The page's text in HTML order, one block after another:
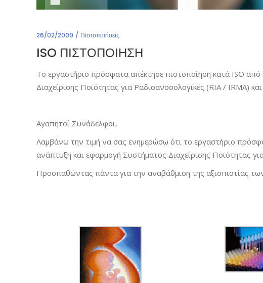
26/02/2009 Πιστοποιήσεις
ISO ΠΙΣΤΟΠΟΙΗΣΗ
Το εργαστήριο πρόσφατα απέκτησε πιστοποίηση κατά ISO
Διαχείρισης Ποιότητας για Ραδιοανοσολογικές (RIA / IRMA)
Αγαπητοί Συνάδελφοι,
Λαμβάνω την τιμή να σας ενημερώσω ότι το εργαστήριο
ανάπτυξη και εφαρμογή Συστήματος Διαχείρισης Ποιότητας
Προσπαθώντας πάντα για την αναβάθμιση της αξιοπιστίας